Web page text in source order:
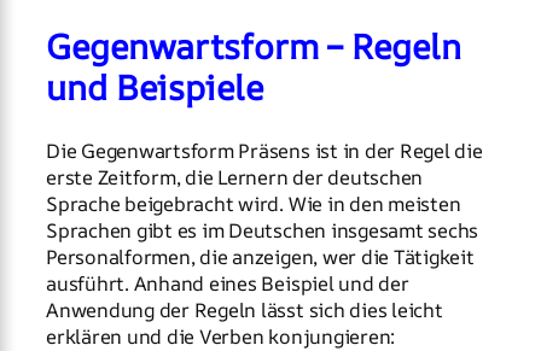
Gegenwartsform – Regeln
und Beispiele
Die Gegenwartsform Präsens ist in der Regel die
erste Zeitform, die Lernern der deutschen
Sprache beigebracht wird. Wie in den meisten
Sprachen gibt es im Deutschen insgesamt sechs
Personalformen, die anzeigen, wer die Tätigkeit
ausführt. Anhand eines Beispiel und der
Anwendung der Regeln lässt sich dies leicht
erklären und die Verben konjungieren: